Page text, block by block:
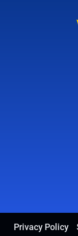
Privacy Policy